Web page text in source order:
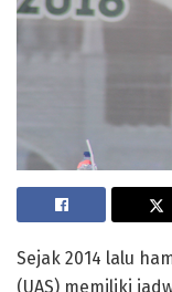
Sejak 2014 lalu
(UAS) memiliki